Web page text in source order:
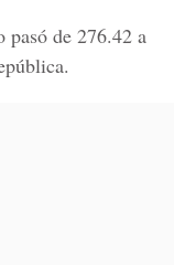
de 276.42 a